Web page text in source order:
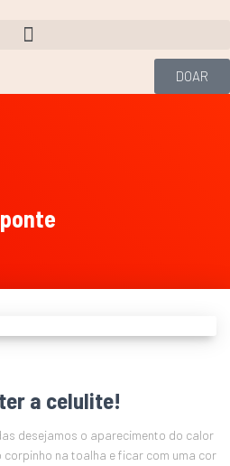
DOAR
ponte
a celulite!
desejamos o aparecimento do calor
na toalha e ficar com uma cor